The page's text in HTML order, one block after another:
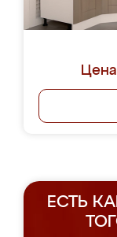
ЕСТЬ